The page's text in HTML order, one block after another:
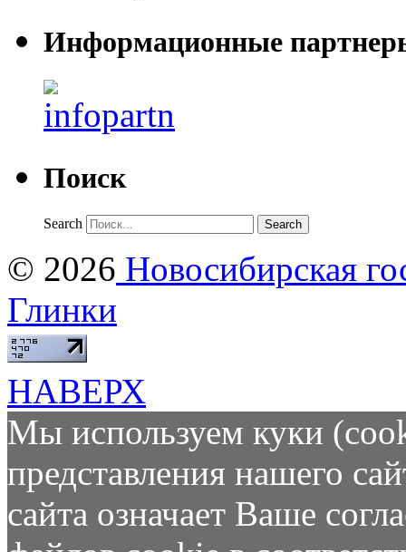
Информационные
Поиск
Search
© 2026 Новосибирская
Глинки
НАВЕРХ
Мы используем куки
представления нашего
сайта означает Ваше